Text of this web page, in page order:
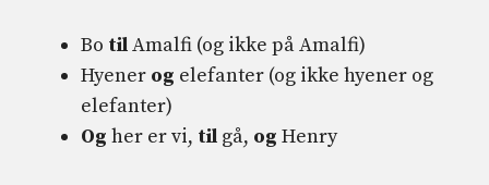
Bo tilAmalfi (og ikke på Amalfi)
Hyener og elefanter (og ikke hyener og
elefanter)
Og her er vi, til gå, og Henry